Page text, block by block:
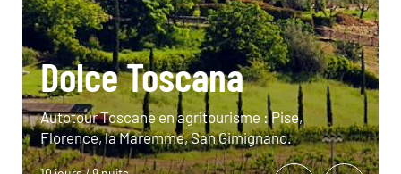
Dolce Toscana
Autotour Toscane en agritourisme : Pise,
Florence, la Maremme, San Gimignano.